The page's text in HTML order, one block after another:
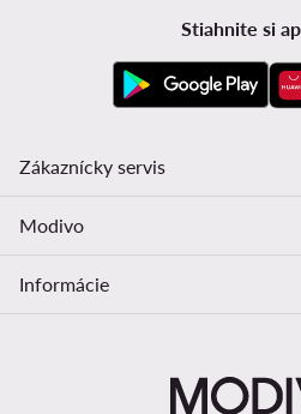
Stiahnite si
Zákaznícky servis
Modivo
Informácie